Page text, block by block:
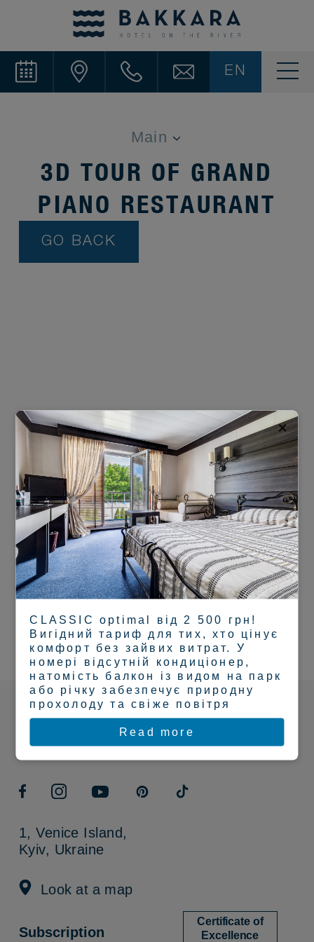
EN
3D TOUR OF GRAND
PIANO RESTAURANT
GO BACK
+380 67 364 31 31
+380 67 364 32 32
1, Venice Island,
Kyiv, Ukraine
Look at a map
Subscription
Certificate of
Excellence
×
CLASSIC optimal від 2 500 грн!
Вигідний тариф для тих, хто цінує
комфорт без зайвих витрат. У
номері відсутній кондиціонер,
натомість балкон із видом на парк
або річку забезпечує природну
прохолоду та свіже повітря
Read more